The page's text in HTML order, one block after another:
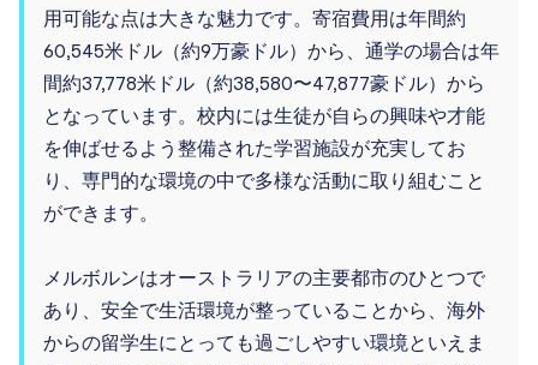
用可能な点は大きな魅力です。寄宿費用は年間約
60,545米ドル（約9万豪ドル）から、通学の場合は年
間約37,778米ドル（約38,580〜47,877豪ドル）から
となっています。校内には生徒が自らの興味や才能
を伸ばせるよう整備された学習施設が充実してお
り、専門的な環境の中で多様な活動に取り組むこと
ができます。
メルボルンはオーストラリアの主要都市のひとつで
あり、安全で生活環境が整っていることから、海外
からの留学生にとっても過ごしやすい環境といえま